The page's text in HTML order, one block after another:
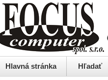
Hlavná stránka Hľadať